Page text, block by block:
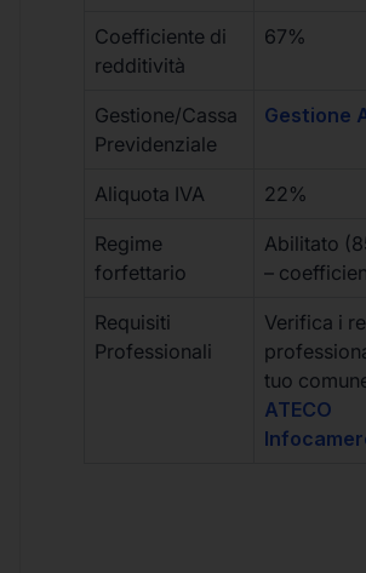
Coefficiente di
redditività
67%
Gestione/Cassa
Previdenziale
Gestione
Aliquota IVA 22%
Regime
forfettario
Abilitato
–
Requisiti
Professionali
Verifica i
tuo
ATECO